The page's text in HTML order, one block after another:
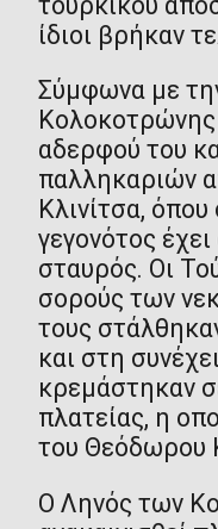
ίδιοι βρήκαν
Σύμφωνα με
Κολοκοτρώνης
αδερφού του
παλληκαριών
Κλινίτσα,
γεγονότος
σταυρός. Οι
σορούς των
τους
και στη
κρεμάστηκαν
πλατείας, η
του Θεόδωρου
Ο Ληνός των